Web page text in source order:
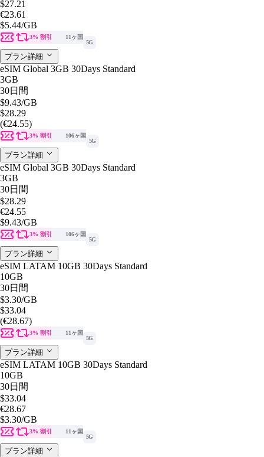
$27.21
€23.61
$5.44/GB
3% 割引
11ヶ国
5G
プラン詳細
eSIM Global 3GB 30Days Standard
3GB
30日間
$9.43/GB
$28.29
(€24.55)
3% 割引
106ヶ国
5G
プラン詳細
eSIM Global 3GB 30Days Standard
3GB
30日間
$28.29
€24.55
$9.43/GB
3% 割引
106ヶ国
5G
プラン詳細
eSIM LATAM 10GB 30Days Standard
10GB
30日間
$3.30/GB
$33.04
(€28.67)
3% 割引
11ヶ国
5G
プラン詳細
eSIM LATAM 10GB 30Days Standard
10GB
30日間
$33.04
€28.67
$3.30/GB
3% 割引
11ヶ国
5G
プラン詳細